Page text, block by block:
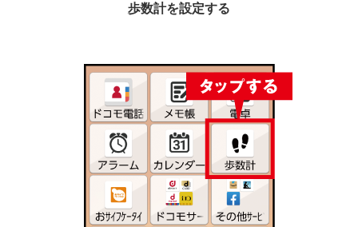
歩数計を設定する